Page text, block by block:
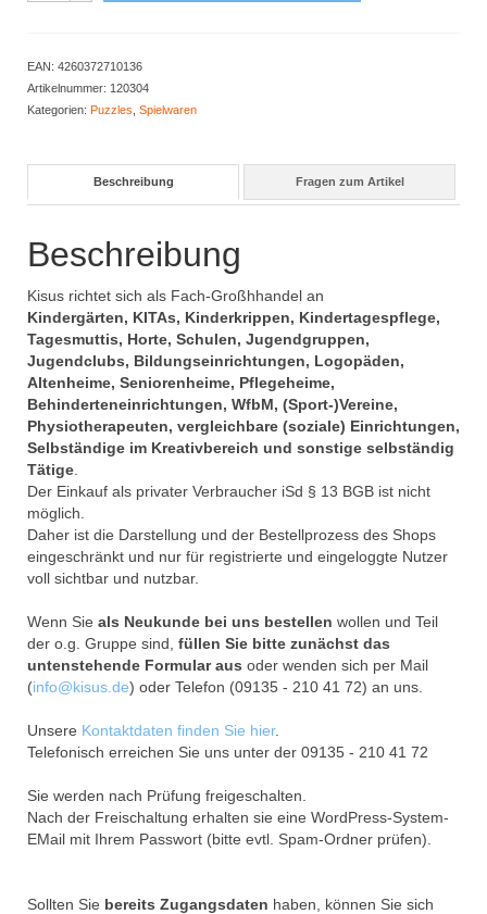
EAN: 4260372710136
Artikelnummer: 120304
Kategorien: Puzzles Spielwaren
Beschreibung Fragen zum Artikel
Beschreibung
Kisus richtet sich als Fach-Großhhandel an
Kindergärten, KITAs, Kinderkrippen, Kindertagespflege,
Tagesmuttis, Horte, Schulen, Jugendgruppen,
Jugendclubs, Bildungseinrichtungen, Logopäden,
Altenheime, Seniorenheime, Pflegeheime,
Behinderteneinrichtungen, WfbM, (Sport-)Vereine,
Physiotherapeuten, vergleichbare (soziale) Einrichtungen,
Selbständige im Kreativbereich und sonstige selbständig
Tätige
Der Einkauf als privater Verbraucher iSd § 13 BGB ist nicht
möglich.
Daher ist die Darstellung und der Bestellprozess des Shops
eingeschränkt und nur für registrierte und eingeloggte Nutzer
voll sichtbar und nutzbar.
Wenn Sie als Neukunde bei uns bestellen wollen und Teil
der o.g. Gruppe sind, füllen Sie bitte zunächst das
untenstehende Formular aus oder wenden sich per Mail
(info@kisus.de) oder Telefon (09135 - 210 41 72) an uns.
Unsere Kontaktdaten finden Sie hier.
Telefonisch erreichen Sie uns unter der 09135 - 210 41 72
Sie werden nach Prüfung freigeschalten.
Nach der Freischaltung erhalten sie eine WordPress-System-
EMail mit Ihrem Passwort (bitte evtl. Spam-Ordner prüfen).
Sollten Sie bereits Zugangsdaten haben, können Sie sich